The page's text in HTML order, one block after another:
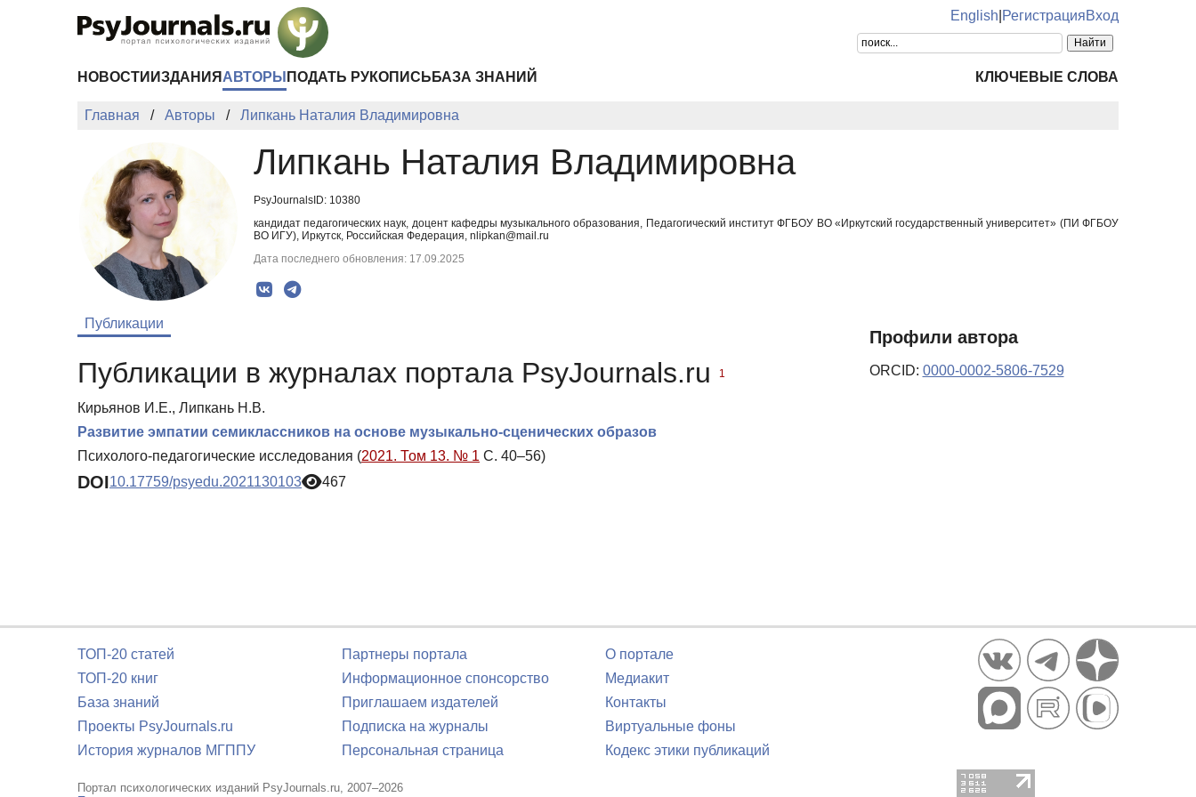
English РегистрацияВход
НОВОСТИ ИЗДАНИЯ АВТОРЫ ПОДАТЬ РУКОПИСЬ БАЗА ЗНАНИЙ КЛЮЧЕВЫЕ СЛОВА
Главная Авторы Липкань Наталия Владимировна
Липкань Наталия Владимировна
PsyJournalsID: 10380
кандидат педагогических наук, доцент кафедры музыкального образования, Педагогический институт ФГБОУ ВО «Иркутский государственный университет» (ПИ ФГБОУ
ВО ИГУ), Иркутск, Российская Федерация, nlipkan@mail.ru
Дата последнего обновления: 17.09.2025
Публикации
Публикации в журналах портала PsyJournals.ru 1
Кирьянов И.Е., Липкань Н.В.
Развитие эмпатии семиклассников на основе музыкально-сценических образов
Психолого-педагогические исследования (2021. Том 13. № 1 С. 40–56)
DOI10.17759/psyedu.2021130103 467
Профили автора
ORCID: 0000-0002-5806-7529
ТОП-20 статей
ТОП-20 книг
База знаний
Проекты PsyJournals.ru
История журналов МГППУ
Партнеры портала
Информационное спонсорство
Приглашаем издателей
Подписка на журналы
Персональная страница
О портале
Медиакит
Контакты
Виртуальные фоны
Кодекс этики публикаций
Портал психологических изданий PsyJournals.ru, 2007–2026